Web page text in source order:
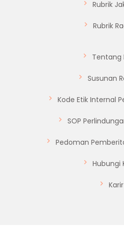
Rubrik
Rubrik
Tentang
Susunan
Kode Etik Internal
SOP
Pedoman
Hubungi
Karir